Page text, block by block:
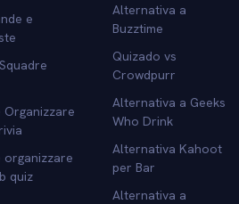
e
Organizzare
organizzare
quiz
Alternativa a
Buzztime
Quizado vs
Crowdpurr
Alternativa a Geeks
Who Drink
Alternativa Kahoot
per Bar
Alternativa a